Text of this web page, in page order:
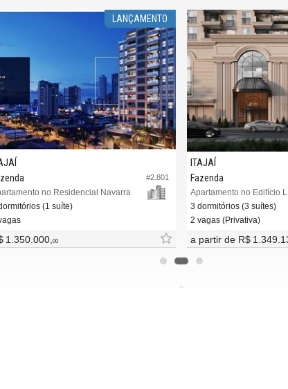
LANÇAMENTO
#2.801
no Residencial Navarra
(1 suíte)
1.350.000, 00
ITAJAÍ
Fazenda
Apartamento no Edifício
3 dormitórios (3 suítes)
2 vagas (Privativa)
a partir de R$